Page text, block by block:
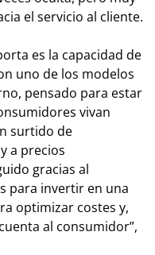
el servicio al cliente.
es la capacidad de
uno de los modelos
pensado para estar
vivan
surtido de
a precios
gracias al
para invertir en una
optimizar costes y,
al consumidor”,